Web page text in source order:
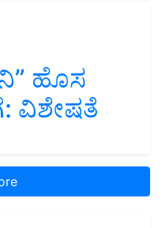
ಹೊಸ
ವಿಶೇಷತೆ